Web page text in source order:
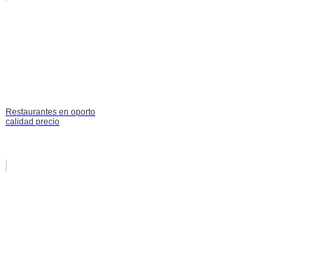
Restaurantes en oporto
calidad precio